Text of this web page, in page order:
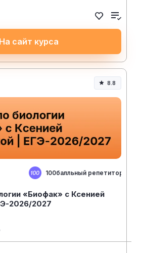
На сайт курса
8.8
100балльный репетитор
«Биофак» с Ксенией
2026/2027